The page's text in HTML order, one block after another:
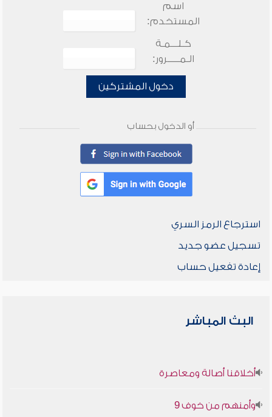
اسم
المستخدم:
كـلـــمـة
الـمـــــرور:
دخول المشتركين
أو الدخول بحساب
استرجاع الرمز السري
تسجيل عضو جديد
إعادة تفعيل حساب
البث المباشر
أخلاقنا أصالة ومعاصرة
وأمنهم من خوف 9